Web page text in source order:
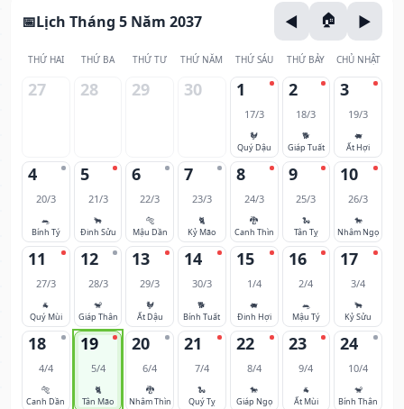
Lịch Tháng 5 Năm 2037
THỨ HAI THỨ BA THỨ TƯ THỨ NĂM THỨ SÁU THỨ BẢY CHỦ NHẬT
27 28 29 30 1
17/3
🐓
Quý Dậu
2
18/3
🐕
Giáp Tuất
3
19/3
🐖
Ất Hợi
4
20/3
🐀
Bính Tý
5
21/3
🐂
Đinh Sửu
6
22/3
🐅
Mậu Dần
7
23/3
🐈
Kỷ Mão
8
24/3
🐉
Canh Thìn
9
25/3
🐍
Tân Tỵ
10
26/3
🐎
Nhâm Ngọ
11
27/3
🐐
Quý Mùi
12
28/3
🐒
Giáp Thân
13
29/3
🐓
Ất Dậu
14
30/3
🐕
Bính Tuất
15
1/4
🐖
Đinh Hợi
16
2/4
🐀
Mậu Tý
17
3/4
🐂
Kỷ Sửu
18
4/4
🐅
Canh Dần
19
5/4
🐈
Tân Mão
20
6/4
🐉
Nhâm Thìn
21
7/4
🐍
Quý Tỵ
22
8/4
🐎
Giáp Ngọ
23
9/4
🐐
Ất Mùi
24
10/4
🐒
Bính Thân